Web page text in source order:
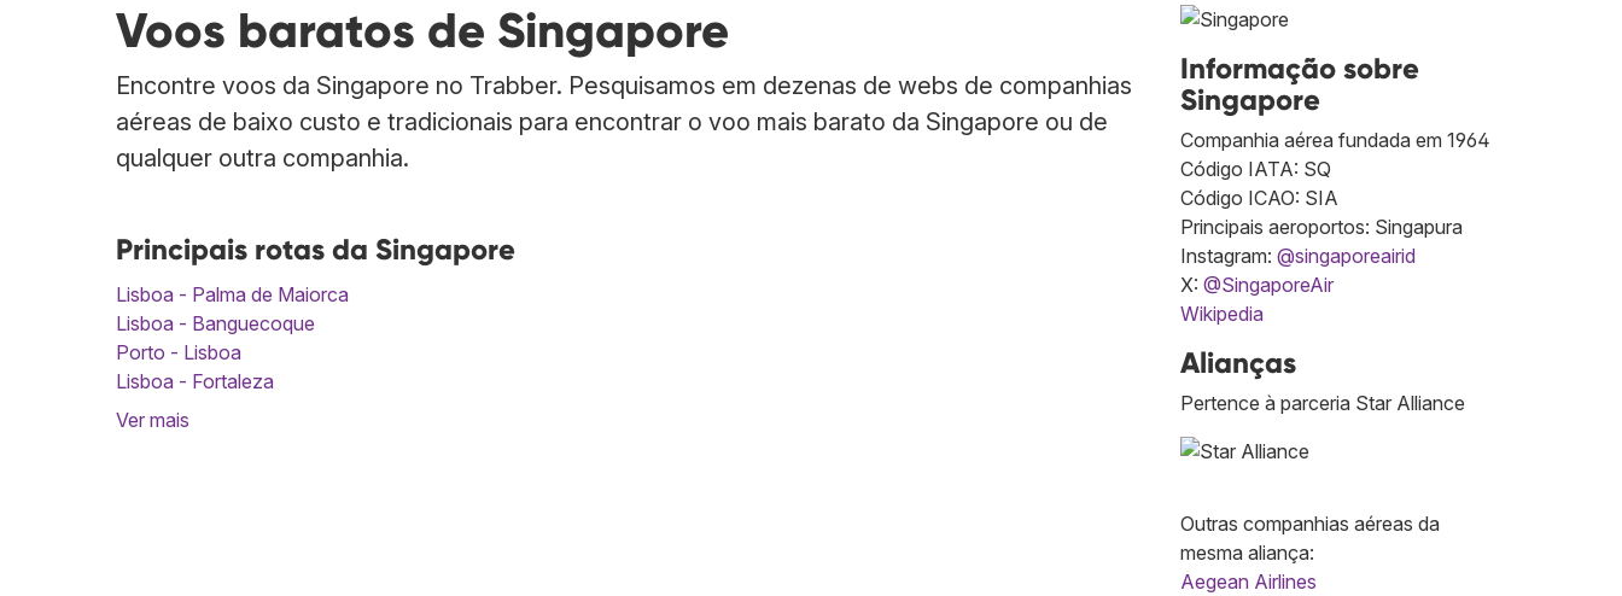
Voos baratos de Singapore
Encontre voos da Singapore no Trabber. Pesquisamos em dezenas de webs de companhias
aéreas de baixo custo e tradicionais para encontrar o voo mais barato da Singapore ou de
qualquer outra companhia.
Principais rotas da Singapore
Lisboa - Palma de Maiorca
Lisboa - Banguecoque
Porto - Lisboa
Lisboa - Fortaleza
Ver mais
Informação sobre
Singapore
Companhia aérea fundada em 1964
Código IATA: SQ
Código ICAO: SIA
Principais aeroportos: Singapura
Instagram: @singaporeairid
X: @SingaporeAir
Wikipedia
Alianças
Pertence à parceria Star Alliance
Outras companhias aéreas da
mesma aliança:
Aegean Airlines